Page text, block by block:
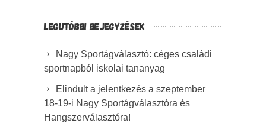
LEGUTÓBBI BEJEGYZÉSEK
Nagy Sportágválasztó: céges családi
sportnapból iskolai tananyag
Elindult a jelentkezés a szeptember
18-19-i Nagy Sportágválasztóra és
Hangszerválasztóra!